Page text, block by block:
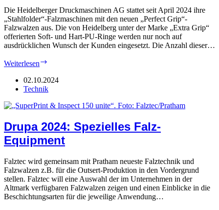
Die Heidelberger Druckmaschinen AG stattet seit April 2024 ihre
„Stahlfolder“-Falzmaschinen mit den neuen „Perfect Grip“-
Falzwalzen aus. Die von Heidelberg unter der Marke „Extra Grip“
offerierten Soft- und Hart-PU-Ringe werden nur noch auf
ausdrücklichen Wunsch der Kunden eingesetzt. Die Anzahl dieser…
Weiterlesen
Falzwalzen
ab
02.10.2024
Technik
Drupa 2024: Spezielles Falz-
Equipment
Falztec wird gemeinsam mit Pratham neueste Falztechnik und
Falzwalzen z.B. für die Outsert-Produktion in den Vordergrund
stellen. Falztec will eine Auswahl der im Unternehmen in der
Altmark verfügbaren Falzwalzen zeigen und einen Einblicke in die
Beschichtungsarten für die jeweilige Anwendung…